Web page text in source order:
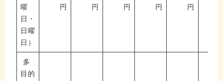
曜
日・
日曜
日）
円
円
円
円
円
多
目的